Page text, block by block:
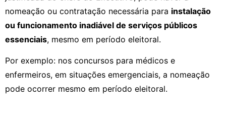
nomeação ou contratação necessária para instalação
ou funcionamento inadiável de serviços públicos
essenciais, mesmo em período eleitoral.
Por exemplo: nos concursos para médicos e
enfermeiros, em situações emergenciais, a nomeação
pode ocorrer mesmo em período eleitoral.